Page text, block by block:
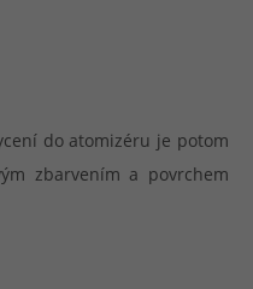
do atomizéru je potom
zbarvením a povrchem